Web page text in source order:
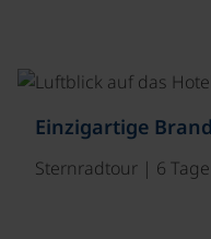
Einzigartige
Sternradtour | 6 Tage